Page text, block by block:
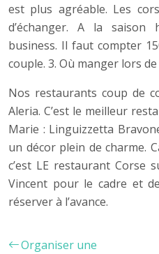
est plus agréable. Les
d’échanger. A la saison
business. Il faut compter
couple. 3. Où manger lors
Nos restaurants coup de
Aleria. C’est le meilleur
Marie : Linguizzetta
un décor plein de charme.
c’est LE restaurant Corse
Vincent pour le cadre et
réserver à l’avance.
Organiser une